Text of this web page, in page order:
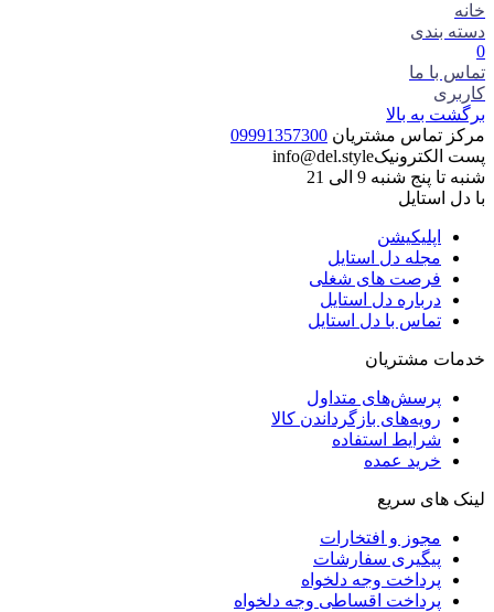
خانه
دسته بندی
0
تماس با ما
کاربری
برگشت به بالا
مرکز تماس مشتریان 09991357300
پست الکترونیکinfo@del.style
شنبه تا پنج شنبه 9 الی 21
با دل استایل
اپلیکیشن
مجله دل استایل
فرصت های شغلی
درباره دل استایل
تماس با دل استایل
خدمات مشتریان
پرسش‌های متداول
رویه‌های بازگرداندن کالا
شرایط استفاده
خرید عمده
لینک های سریع
مجوز و افتخارات
پیگیری سفارشات
پرداخت وجه دلخواه
پرداخت اقساطی وجه دلخواه